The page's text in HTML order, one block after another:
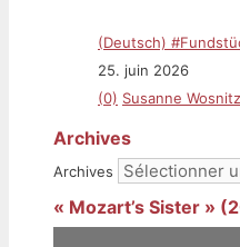
(Deutsch)
25. juin 2026
(0) Susanne
Archives
Archives
« Mozart’s Sister »